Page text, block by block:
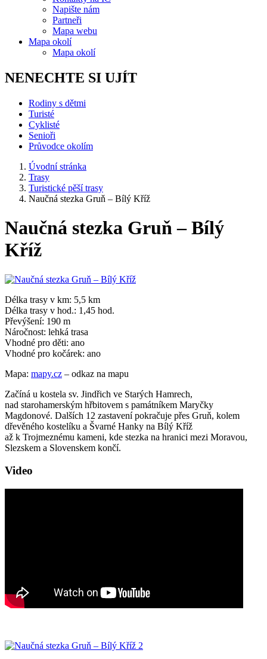
Napište nám
Partneři
Mapa webu
Mapa okolí
Mapa okolí
NENECHTE SI UJÍT
Rodiny s dětmi
Turisté
Cyklisté
Senioři
Průvodce okolím
Úvodní stránka
Trasy
Turistické pěší trasy
Naučná stezka Gruň – Bílý Kříž
Naučná stezka Gruň – Bílý
Kříž
Délka trasy v km: 5,5 km
Délka trasy v hod.: 1,45 hod.
Převýšení: 190 m
Náročnost: lehká trasa
Vhodné pro děti: ano
Vhodné pro kočárek: ano
Mapa: mapy.cz – odkaz na mapu
Začíná u kostela sv. Jindřich ve Starých Hamrech,
nad starohamerským hřbitovem s památníkem Maryčky
Magdonové. Dalších 12 zastavení pokračuje přes Gruň, kolem
dřevěného kostelíku a Švarné Hanky na Bílý Kříž
až k Trojmeznému kameni, kde stezka na hranici mezi Moravou,
Slezskem a Slovenskem končí.
Video